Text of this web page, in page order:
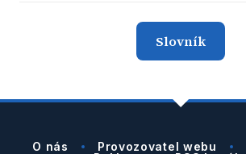
Slovník
O nás Provozovatel webu